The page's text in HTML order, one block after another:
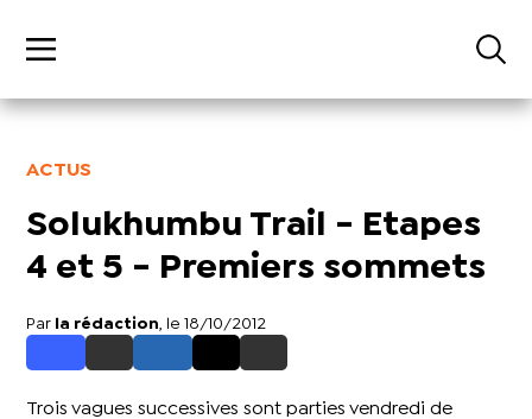
ACTUS
Solukhumbu Trail - Etapes
4 et 5 - Premiers sommets
Par la rédaction , le 18/10/2012
Trois vagues successives sont parties vendredi de